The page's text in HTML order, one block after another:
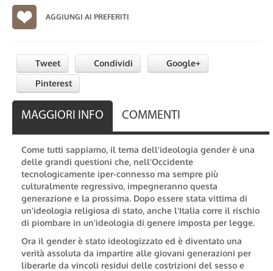
AGGIUNGI AI PREFERITI
Tweet Condividi
Google+
Pinterest
MAGGIORI INFO COMMENTI
Come tutti sappiamo, il tema dell'ideologia gender è una
delle grandi questioni che, nell'Occidente
tecnologicamente iper-connesso ma sempre più
culturalmente regressivo, impegneranno questa
generazione e la prossima. Dopo essere stata vittima di
un'ideologia religiosa di stato, anche l'Italia corre il rischio
di piombare in un'ideologia di genere imposta per legge.
Ora il gender è stato ideologizzato ed è diventato una
verità assoluta da impartire alle giovani generazioni per
liberarle da vincoli residui delle costrizioni del sesso e